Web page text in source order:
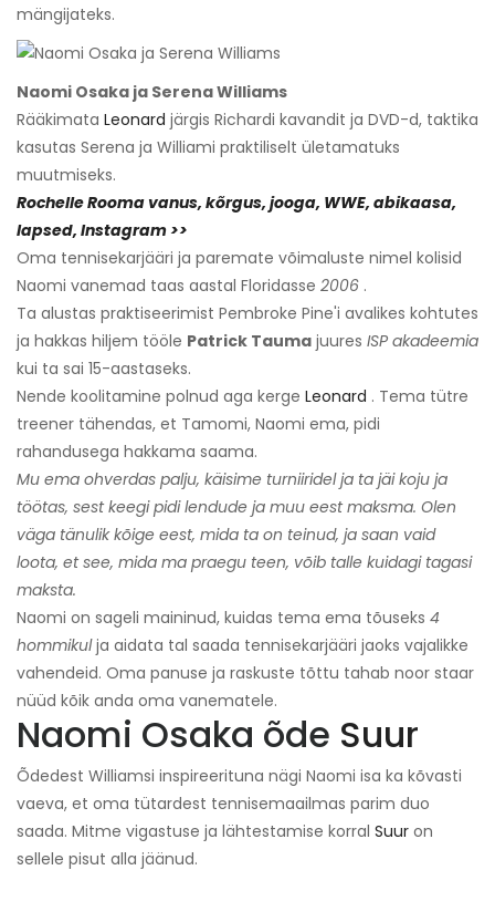
mängijateks.
Naomi Osaka ja Serena Williams
Rääkimata Leonard järgis Richardi kavandit ja DVD-d, taktika
kasutas Serena ja Williami praktiliselt ületamatuks
muutmiseks.
Rochelle Rooma vanus, kõrgus, jooga, WWE, abikaasa,
lapsed, Instagram >>
Oma tennisekarjääri ja paremate võimaluste nimel kolisid
Naomi vanemad taas aastal Floridasse 2006 .
Ta alustas praktiseerimist Pembroke Pine'i avalikes kohtutes
ja hakkas hiljem tööle Patrick Tauma juures ISP akadeemia
kui ta sai 15-aastaseks.
Nende koolitamine polnud aga kerge Leonard . Tema tütre
treener tähendas, et Tamomi, Naomi ema, pidi
rahandusega hakkama saama.
Mu ema ohverdas palju, käisime turniiridel ja ta jäi koju ja
töötas, sest keegi pidi lendude ja muu eest maksma. Olen
väga tänulik kõige eest, mida ta on teinud, ja saan vaid
loota, et see, mida ma praegu teen, võib talle kuidagi tagasi
maksta.
Naomi on sageli maininud, kuidas tema ema tõuseks 4
hommikulja aidata tal saada tennisekarjääri jaoks vajalikke
vahendeid. Oma panuse ja raskuste tõttu tahab noor staar
nüüd kõik anda oma vanematele.
Naomi Osaka õde Suur
Õdedest Williamsi inspireerituna nägi Naomi isa ka kõvasti
vaeva, et oma tütardest tennisemaailmas parim duo
saada. Mitme vigastuse ja lähtestamise korral Suur on
sellele pisut alla jäänud.